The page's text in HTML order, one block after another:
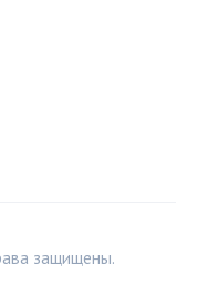
защищены.